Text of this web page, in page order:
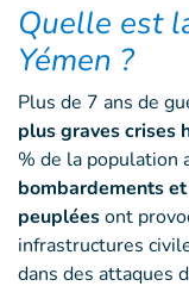
Quelle est
Yémen ?
Plus de 7 ans de
plus graves crises
% de la population
bombardements
peupléesont
infrastructures
dans des attaques